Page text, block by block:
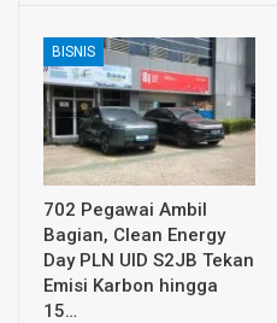
BISNIS
702 Pegawai Ambil
Bagian, Clean Energy
Day PLN UID S2JB Tekan
Emisi Karbon hingga
15…